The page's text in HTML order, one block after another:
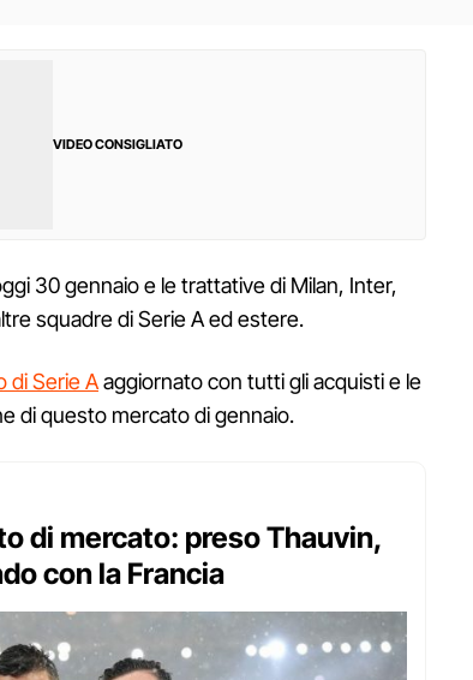
VIDEO CONSIGLIATO
30 gennaio e le trattative di Milan, Inter,
squadre di Serie A ed estere.
di Serie Aaggiornato con tutti gli acquisti e le
di questo mercato di gennaio.
di mercato: preso Thauvin,
con la Francia